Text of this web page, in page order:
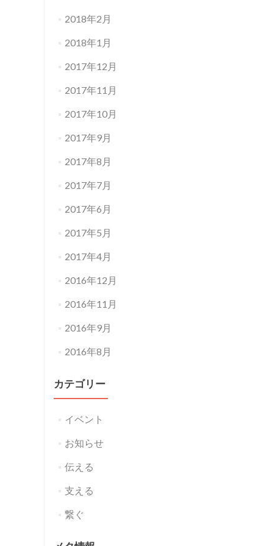
2018年2月
2018年1月
2017年12月
2017年11月
2017年10月
2017年9月
2017年8月
2017年7月
2017年6月
2017年5月
2017年4月
2016年12月
2016年11月
2016年9月
2016年8月
カテゴリー
イベント
お知らせ
伝える
支える
繋ぐ